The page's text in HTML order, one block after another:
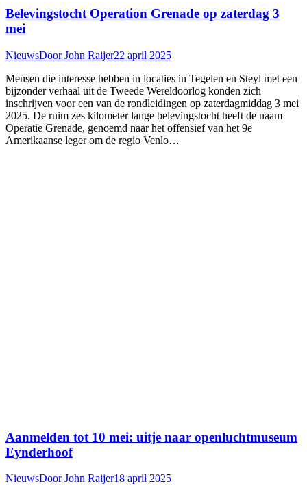
Belevingstocht Operation Grenade op zaterdag 3
mei
NieuwsDoorJohn Raijer22 april 2025
Mensen die interesse hebben in locaties in Tegelen en Steyl met een
bijzonder verhaal uit de Tweede Wereldoorlog konden zich
inschrijven voor een van de rondleidingen op zaterdagmiddag 3 mei
2025. De ruim zes kilometer lange belevingstocht heeft de naam
Operatie Grenade, genoemd naar het offensief van het 9e
Amerikaanse leger om de regio Venlo…
Aanmelden tot 10 mei: uitje naar openluchtmuseum
Eynderhoof
NieuwsDoorJohn Raijer18 april 2025